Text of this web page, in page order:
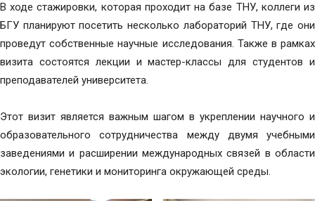
В ходе стажировки, которая проходит на базе ТНУ, коллеги из
БГУ планируют посетить несколько лабораторий ТНУ, где они
проведут собственные научные исследования. Также в рамках
визита состоятся лекции и мастер-классы для студентов и
преподавателей университета.
Этот визит является важным шагом в укреплении научного и
образовательного сотрудничества между двумя учебными
заведениями и расширении международных связей в области
экологии, генетики и мониторинга окружающей среды.